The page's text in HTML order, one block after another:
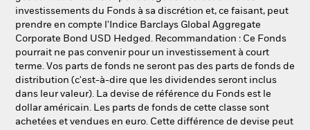
investissements du Fonds à sa discrétion et, ce faisant, peut
prendre en compte l'Indice Barclays Global Aggregate
Corporate Bond USD Hedged. Recommandation : Ce Fonds
pourrait ne pas convenir pour un investissement à court
terme. Vos parts de fonds ne seront pas des parts de fonds de
distribution (c'est-à-dire que les dividendes seront inclus
dans leur valeur). La devise de référence du Fonds est le
dollar américain. Les parts de fonds de cette classe sont
achetées et vendues en euro. Cette différence de devise peut